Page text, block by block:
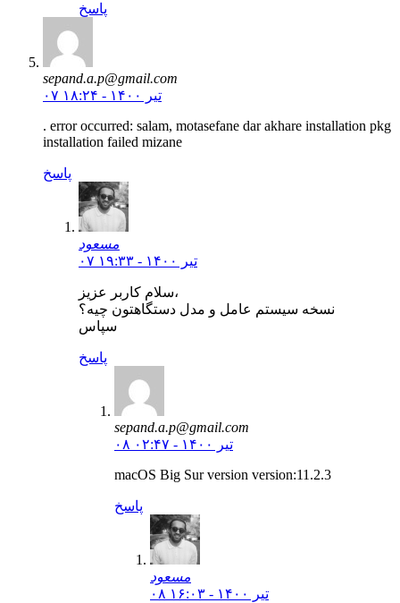
پاسخ
sepand.a.p@gmail.com
۰۷ تیر ۱۴۰۰ - ۱۸:۲۴
. error occurred: salam, motasefane dar akhare installation pkg
installation failed mizane
پاسخ
مسعود
۰۷ تیر ۱۴۰۰ - ۱۹:۳۳
سلام کاربر عزیز،
نسخه سیستم عامل و مدل دستگاهتون چیه؟
سپاس
پاسخ
sepand.a.p@gmail.com
۰۸ تیر ۱۴۰۰ - ۰۲:۴۷
macOS Big Sur version version:11.2.3
پاسخ
مسعود
۰۸ تیر ۱۴۰۰ - ۱۶:۰۳